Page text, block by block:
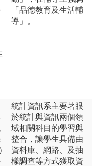
「品德教育及生活輔
導」。
統計資訊系主要著眼
於統計與資訊兩個領
域相關科目的學習與
整合，讓學生具備由
資料庫、網路、及抽
樣調查等方式獲取資